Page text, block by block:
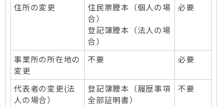
住所の変更
住民票謄本（個人の場
合）
登記簿謄本（法人の場
合）
必要
事業所の所在地の
変更
不要 必要
代表者の変更(法
人の場合）
登記簿謄本（履歴事項
全部証明書）
不要